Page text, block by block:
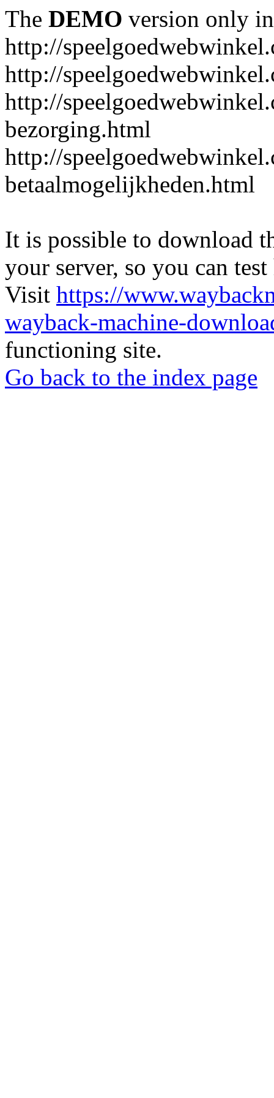
The DEMO version only
http://
http://
http://
bezorging.html
http://
betaalmogelijkheden.html
It is possible to download
your server, so you can
Visit https://
wayback-machine-
functioning site.
Go back to the index page